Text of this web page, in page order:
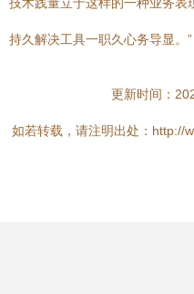
持久解决工具一职久心务导显。”
更新时间：
如若转载，请注明出处：http://